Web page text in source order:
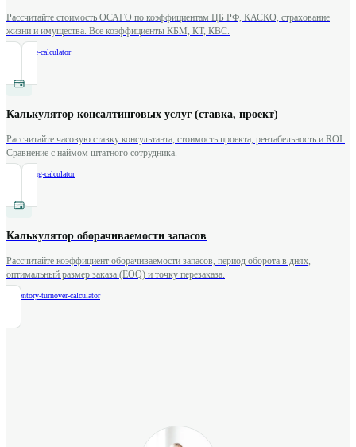
Рассчитайте стоимость ОСАГО по коэффициентам ЦБ РФ, КАСКО, страхование
жизни и имущества. Все коэффициенты КБМ, КТ, КВС.
insurance-calculator
Калькулятор консалтинговых услуг (ставка, проект)
Рассчитайте часовую ставку консультанта, стоимость проекта, рентабельность и ROI.
Сравнение с наймом штатного сотрудника.
consulting-calculator
Калькулятор оборачиваемости запасов
Рассчитайте коэффициент оборачиваемости запасов, период оборота в днях,
оптимальный размер заказа (EOQ) и точку перезаказа.
inventory-turnover-calculator